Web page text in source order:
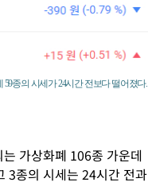
종의 시세가 24시간 전보다 떨어졌다.
가상화폐 106종 가운데
3종의 시세는 24시간 전과